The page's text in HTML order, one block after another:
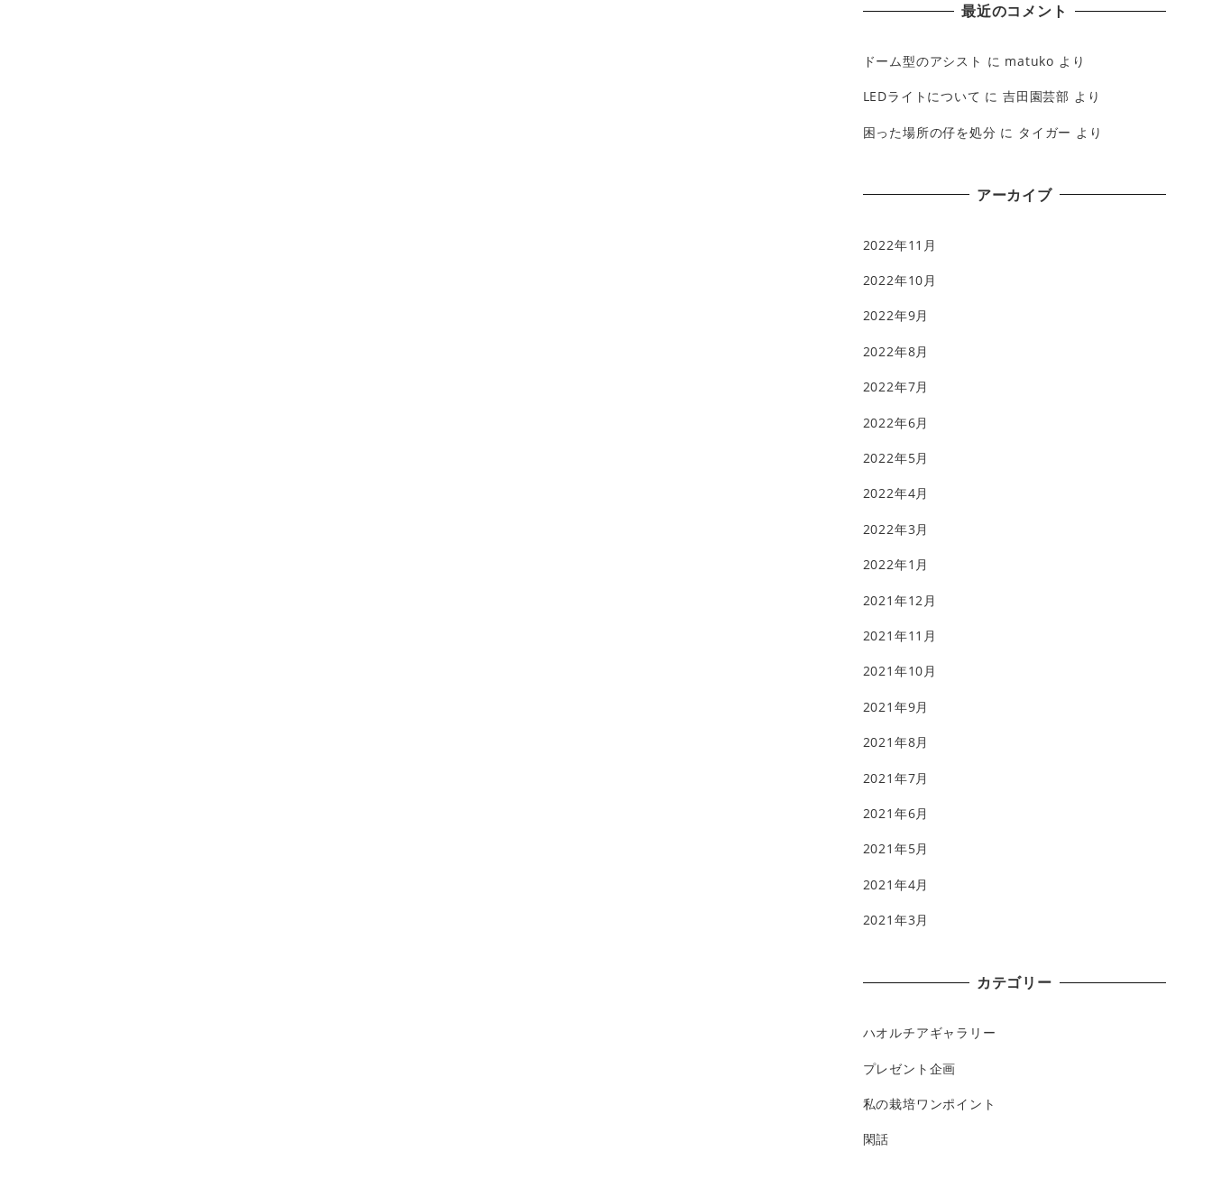
最近のコメント
ドーム型のアシスト に matuko より
LEDライトについて に吉田園芸部 より
困った場所の仔を処分 に タイガー より
アーカイブ
2022年11月
2022年10月
2022年9月
2022年8月
2022年7月
2022年6月
2022年5月
2022年4月
2022年3月
2022年1月
2021年12月
2021年11月
2021年10月
2021年9月
2021年8月
2021年7月
2021年6月
2021年5月
2021年4月
2021年3月
カテゴリー
ハオルチアギャラリー
プレゼント企画
私の栽培ワンポイント
閑話